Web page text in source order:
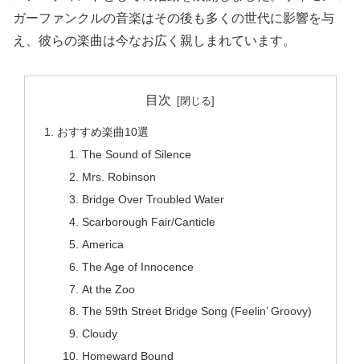
ガーファンクルの音楽はその後も多くの世代に影響を与
え、彼らの楽曲は今なお広く親しまれています。
目次
おすすめ楽曲10選
The Sound of Silence
Mrs. Robinson
Bridge Over Troubled Water
Scarborough Fair/Canticle
America
The Age of Innocence
At the Zoo
The 59th Street Bridge Song (Feelin’ Groovy)
Cloudy
Homeward Bound